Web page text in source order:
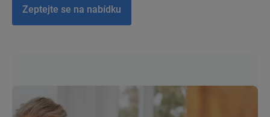
Zeptejte se na nabídku